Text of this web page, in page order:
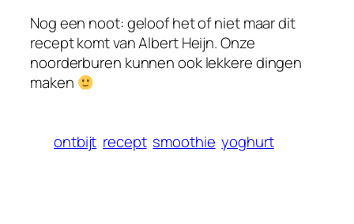
Nog een noot: geloof het of niet maar dit
recept komt van Albert Heijn. Onze
noorderburen kunnen ook lekkere dingen
maken
ontbijt recept smoothie yoghurt